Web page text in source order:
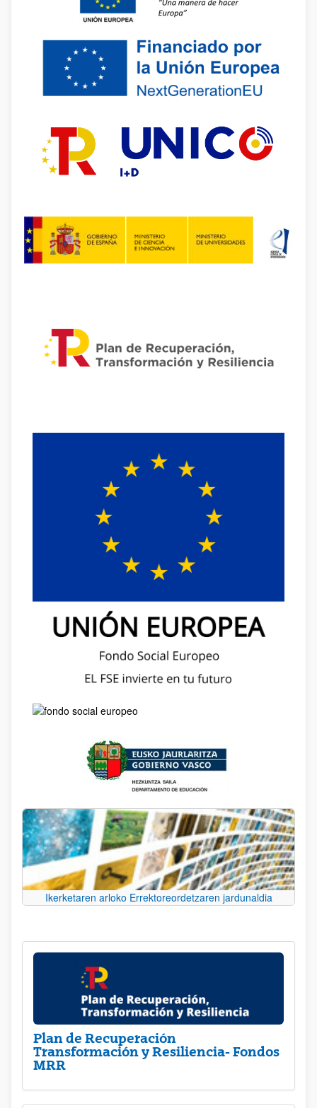
Ikerketaren arloko Errektoreordetzaren jardunaldia
Plan de Recuperación
Transformación y Resiliencia- Fondos
MRR